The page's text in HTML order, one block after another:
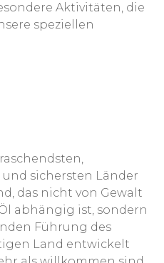
Aktivitäten, die
speziellen
sichersten Länder
das nicht von Gewalt
abhängig ist, sondern
Führung des
Land entwickelt